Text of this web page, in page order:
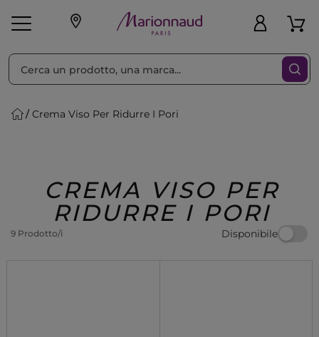
Make-up Profumi
Regalo
Crema Viso Per Ridurre I Pori
CREMA VISO PER
RIDURRE I PORI
9 Prodotto/i Disponibile
Ordina per Filtra